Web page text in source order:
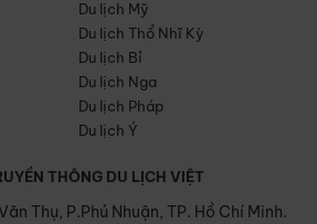
Du lịch Mỹ
Du lịch Thổ Nhĩ Kỳ
Du lịch Bỉ
Du lịch Nga
Du lịch Pháp
Du lịch Ý
THÔNG DU LỊCH VIỆT
Thụ, P.Phú Nhuận, TP. Hồ Chí Minh.